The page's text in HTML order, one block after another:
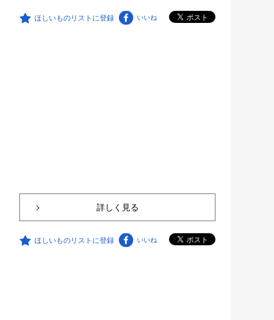
ほしいものリストに登録 いいね
詳しく見る
ほしいものリストに登録 いいね